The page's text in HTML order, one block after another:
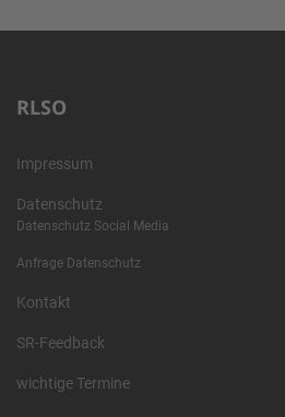
RLSO
Impressum
Datenschutz
Datenschutz Social Media
Anfrage Datenschutz
Kontakt
SR-Feedback
wichtige Termine